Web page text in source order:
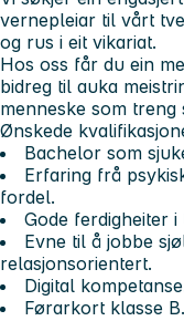
vernepleiar til vårt
og rus i eit vikariat.
Hos oss får du ein
bidreg til auka
menneske som treng
Ønskede
Bachelor som
Erfaring frå
fordel.
Gode ferdigheiter
Evne til å jobbe
relasjonsorientert.
Digital
Førarkort klasse B.